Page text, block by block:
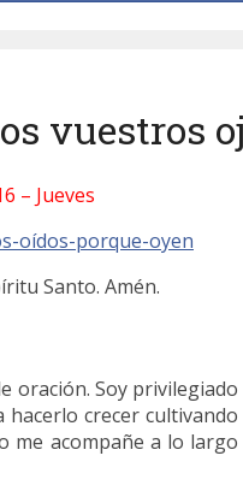
vuestros
– Jueves
Santo. Amén.
oración. Soy privilegiado
crecer cultivando
me acompañe a lo largo